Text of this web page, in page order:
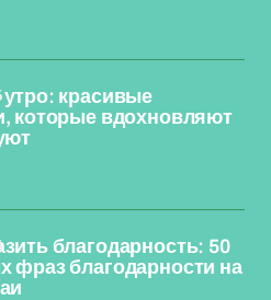
красивые
которые вдохновляют
благодарность: 50
фраз благодарности на